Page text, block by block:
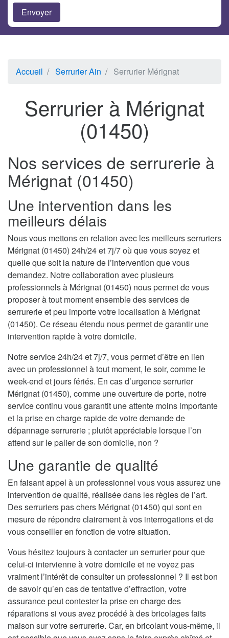
Accueil Serrurier Ain Serrurier Mérignat
Serrurier à Mérignat
(01450)
Nos services de serrurerie à
Mérignat (01450)
Une intervention dans les
meilleurs délais
Nous vous mettons en relation avec les meilleurs serruriers
Mérignat (01450) 24h/24 et 7j/7 où que vous soyez et
quelle que soit la nature de l’intervention que vous
demandez. Notre collaboration avec plusieurs
professionnels à Mérignat (01450) nous permet de vous
proposer à tout moment ensemble des services de
serrurerie et peu importe votre localisation à Mérignat
(01450). Ce réseau étendu nous permet de garantir une
intervention rapide à votre domicile.
Notre service 24h/24 et 7j/7, vous permet d’être en lien
avec un professionnel à tout moment, le soir, comme le
week-end et jours fériés. En cas d’urgence serrurier
Mérignat (01450), comme une ouverture de porte, notre
service continu vous garantit une attente moins importante
et la prise en charge rapide de votre demande de
dépannage serrurerie ; plutôt appréciable lorsque l’on
attend sur le palier de son domicile, non ?
Une garantie de qualité
En faisant appel à un professionnel vous vous assurez une
intervention de qualité, réalisée dans les règles de l’art.
Des serruriers pas chers Mérignat (01450) qui sont en
mesure de répondre clairement à vos interrogations et de
vous conseiller en fonction de votre situation.
Vous hésitez toujours à contacter un serrurier pour que
celui-ci intervienne à votre domicile et ne voyez pas
vraiment l’intérêt de consulter un professionnel ? Il est bon
de savoir qu’en cas de tentative d’effraction, votre
assurance peut contester la prise en charge des
réparations si vous avez procédé à des bricolages faits
maison sur votre serrurerie. Car, en bricolant vous-même, il